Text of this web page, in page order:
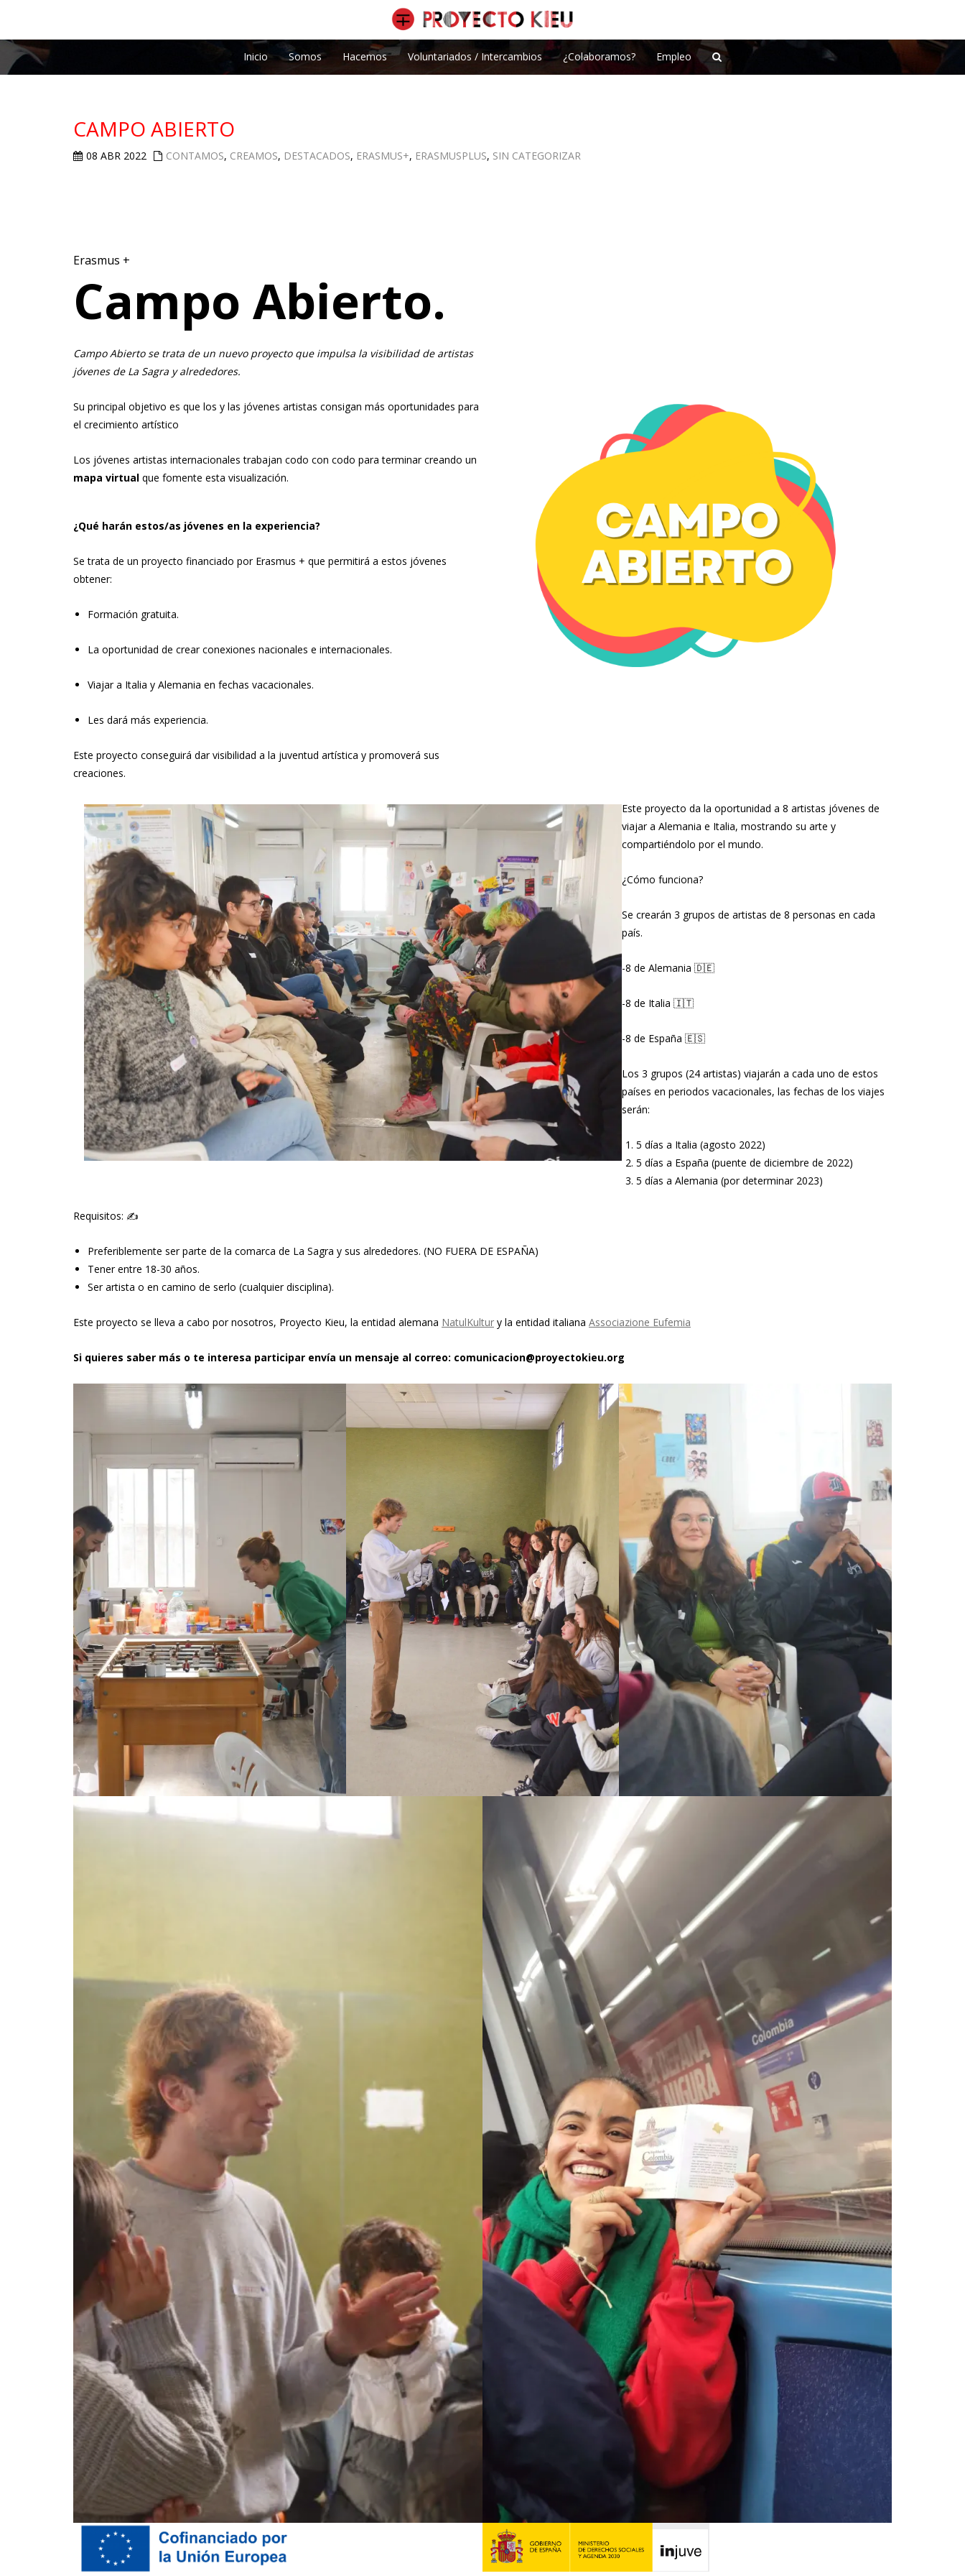
Inicio Somos Hacemos Voluntariados / Intercambios ¿Colaboramos? Empleo
CAMPO ABIERTO
08 ABR 2022 CONTAMOS, CREAMOS, DESTACADOS, ERASMUS+, ERASMUSPLUS, SIN CATEGORIZAR
Erasmus +
Campo Abierto.
Campo Abierto se trata de un nuevo proyecto que impulsa la visibilidad de artistas
jóvenes de La Sagra y alrededores.
Su principal objetivo es que los y las jóvenes artistas consigan más oportunidades para
el crecimiento artístico
Los jóvenes artistas internacionales trabajan codo con codo para terminar creando un
mapa virtual que fomente esta visualización.
¿Qué harán estos/as jóvenes en la experiencia?
Se trata de un proyecto financiado por Erasmus + que permitirá a estos jóvenes
obtener:
Formación gratuita.
La oportunidad de crear conexiones nacionales e internacionales.
Viajar a Italia y Alemania en fechas vacacionales.
Les dará más experiencia.
Este proyecto conseguirá dar visibilidad a la juventud artística y promoverá sus
creaciones.
Este proyecto da la oportunidad a 8 artistas jóvenes de
viajar a Alemania e Italia, mostrando su arte y
compartiéndolo por el mundo.
¿Cómo funciona?
Se crearán 3 grupos de artistas de 8 personas en cada
país.
-8 de Alemania 🇩🇪
-8 de Italia 🇮🇹
-8 de España 🇪🇸
Los 3 grupos (24 artistas) viajarán a cada uno de estos
países en periodos vacacionales, las fechas de los viajes
serán:
5 días a Italia (agosto 2022)
5 días a España (puente de diciembre de 2022)
5 días a Alemania (por determinar 2023)
Requisitos: ✍️
Preferiblemente ser parte de la comarca de La Sagra y sus alrededores. (NO FUERA DE ESPAÑA)
Tener entre 18-30 años.
Ser artista o en camino de serlo (cualquier disciplina).
Este proyecto se lleva a cabo por nosotros, Proyecto Kieu, la entidad alemana NatulKultur y la entidad italiana Associazione Eufemia
Si quieres saber más o te interesa participar envía un mensaje al correo: comunicacion@proyectokieu.org